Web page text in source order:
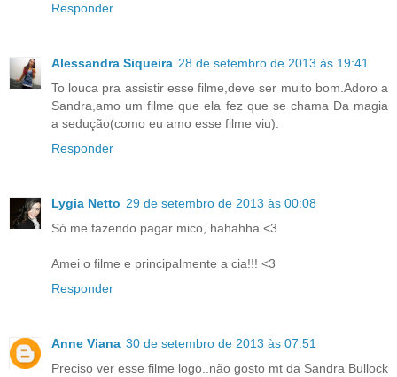
Responder
Alessandra Siqueira 28 de setembro de 2013 às 19:41
To louca pra assistir esse filme,deve ser muito bom.Adoro a
Sandra,amo um filme que ela fez que se chama Da magia
a sedução(como eu amo esse filme viu).
Responder
Lygia Netto 29 de setembro de 2013 às 00:08
Só me fazendo pagar mico, hahahha <3
Amei o filme e principalmente a cia!!! <3
Responder
Anne Viana 30 de setembro de 2013 às 07:51
Preciso ver esse filme logo..não gosto mt da Sandra Bullock